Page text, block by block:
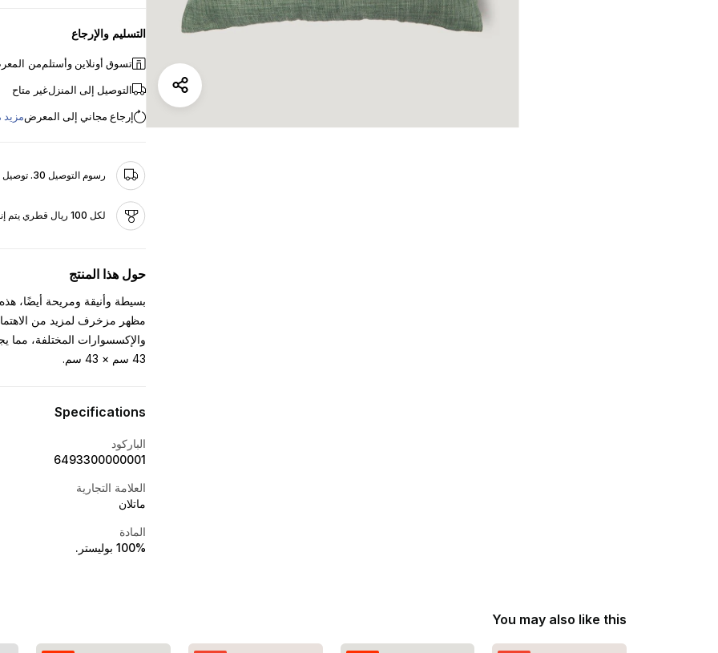
التسليم والإرجاع
تسوق أونلاين وأستلممن
التوصيل إلى المنزلغير متاح
إرجاع مجاني إلى المعرضمزيد
رسوم التوصيل 30. توصيل مجاني للطلبات التي تزيد عن 250
لكل 100 ريال قطري يتم إنفاقه، تكسب 0.5 ريال قطري كنقاط
حول هذا المنتج
بسيطة وأنيقة ومريحة أيضًا،
مظهر مزخرف لمزيد من
والإكسسوارات المختلفة، مما
43 سم × 43 سم.
Specifications
الباركود
6493300000001
العلامة التجارية
ماتلان
المادة
100% بوليستر.
You may also like this